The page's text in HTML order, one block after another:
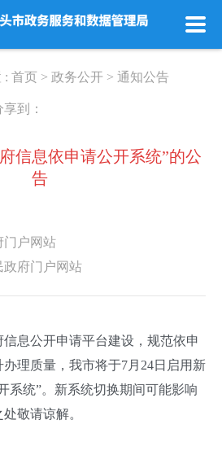
: 首页 > 政务公开 > 通知公告
享到：
信息依申请公开系统”的公
告
门户网站
政府门户网站
息公开申请平台建设，规范依申
理质量，我市将于7月24日启用新
系统”。新系统切换期间可能影响
敬请谅解。